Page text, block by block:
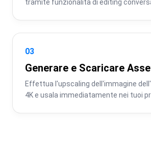
tramite funzionalità di editing
03
Generare e Scaricare
Effettua l'upscaling dell'immagine
4K e usala immediatamente nei tuoi